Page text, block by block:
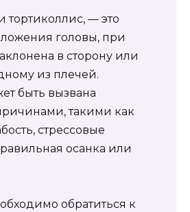
тортиколлис, — это
головы, при
в сторону или
из плечей.
быть вызвана
такими как
стрессовые
осанка или
обратиться к